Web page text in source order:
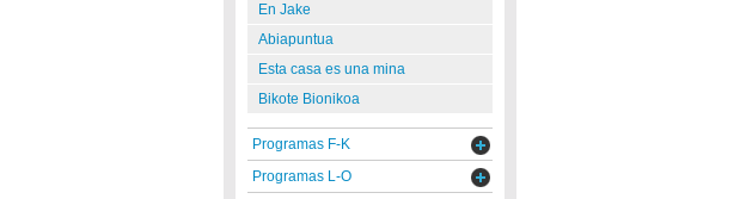
En Jake
Abiapuntua
Esta casa es una mina
Bikote Bionikoa
Programas F-K
Programas L-O